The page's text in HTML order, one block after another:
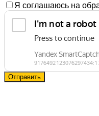
Я соглашаюсь на